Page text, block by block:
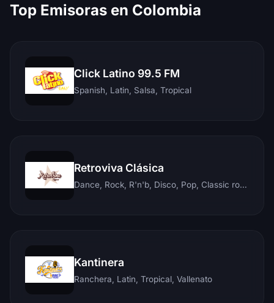
Top Emisoras en Colombia
Click Latino 99.5 FM
Spanish, Latin, Salsa, Tropical
Retroviva Clásica
Dance, Rock, R'n'b, Disco, Pop, Classic rock, Techno, Reggae
Kantinera
Ranchera, Latin, Tropical, Vallenato